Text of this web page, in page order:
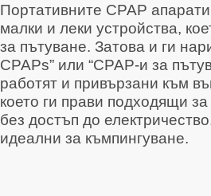
Портативните CPAP
малки и леки устройства,
за пътуване. Затова и ги
CPAPs” или “CPAP-и за
работят и привързани към
което ги прави подходящи
без достъп до
идеални за къмпингуване.